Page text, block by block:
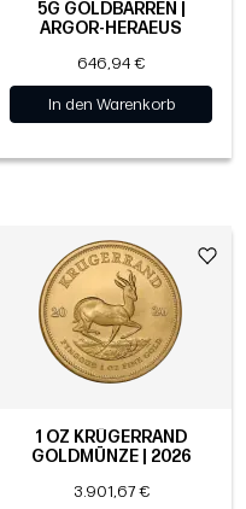
5G GOLDBARREN |
ARGOR-HERAEUS
646,94 €
In den Warenkorb
1 OZ KRÜGERRAND
GOLDMÜNZE | 2026
3.901,67 €